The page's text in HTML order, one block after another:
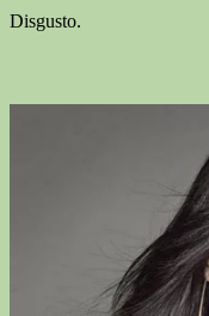
Disgusto.